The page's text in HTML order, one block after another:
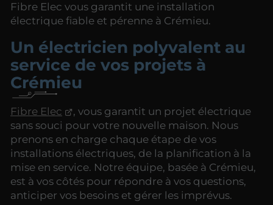
Fibre Elec vous garantit une installation
électrique fiable et pérenne à Crémieu.
Un électricien polyvalent au
service de vos projets à
Crémieu
Fibre Elec
, vous garantit un projet électrique
sans souci pour votre nouvelle maison. Nous
prenons en charge chaque étape de vos
installations électriques, de la planification à la
mise en service. Notre équipe, basée à Crémieu,
est à vos côtés pour répondre à vos questions,
anticiper vos besoins et gérer les imprévus.